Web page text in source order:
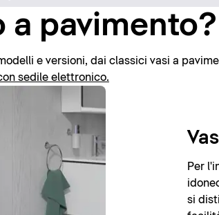
a pavimento?
e versioni, dai classici vasi a
sedile elettronico.
Per
si